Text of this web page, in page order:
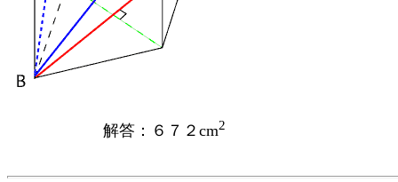
解答：６７２cm2